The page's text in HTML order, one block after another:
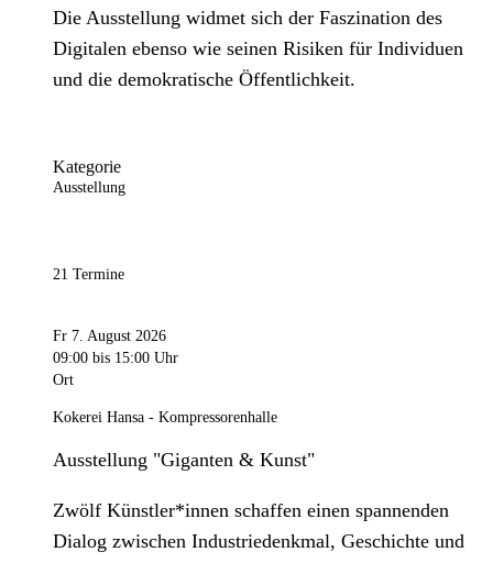
Die Ausstellung widmet sich der Faszination des
Digitalen ebenso wie seinen Risiken für Individuen
und die demokratische Öffentlichkeit.
Kategorie
Ausstellung
21 Termine
Fr 7. August 2026
09:00 bis 15:00 Uhr
Ort
Kokerei Hansa - Kompressorenhalle
Ausstellung "Giganten & Kunst"
Zwölf Künstler*innen schaffen einen spannenden
Dialog zwischen Industriedenkmal, Geschichte und